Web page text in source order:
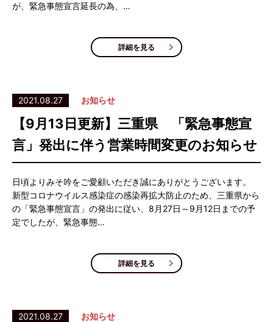
が、緊急事態宣言延長の為、…
詳細を見る
2021.08.27 お知らせ
【9月13日更新】三重県 「緊急事態宣
言」発出に伴う営業時間変更のお知らせ
日頃よりみそ吟をご愛顧いただき誠にありがとうございます。
新型コロナウイルス感染症の感染再拡大防止のため、三重県から
の「緊急事態宣言」の発出に従い、8月27日～9月12日までの予
定でしたが、緊急事態…
詳細を見る
2021.08.27 お知らせ